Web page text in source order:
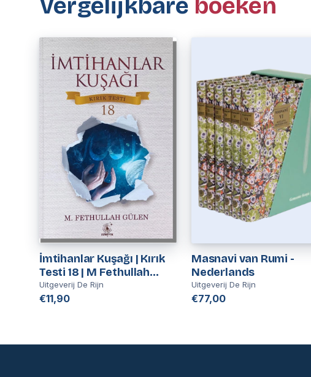
Vergelijkbare boeken
İmtihanlar Kuşağı | Kırık
Testi 18 | M Fethullah
Gülen
Uitgeverij De Rijn
€11,90
Masnavi van Rumi -
Nederlands
Uitgeverij De Rijn
€77,00